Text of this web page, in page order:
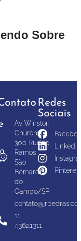
Sobre
Av Winston
Churchill,
300 Rudge
Ramos –
São
Bernardo
do
Campo/SP
11
4362.1311
Redes
Sociais
LinkedIn
Pinterest